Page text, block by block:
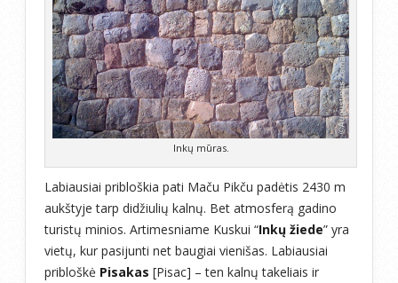
Inkų mūras.
Labiausiai pribloškia pati Maču Pikču padėtis 2430 m
aukštyje tarp didžiulių kalnų. Bet atmosferą gadino
turistų minios. Artimesniame Kuskui “Inkų žiede” yra
vietų, kur pasijunti net baugiai vienišas. Labiausiai
pribloškė Pisakas [Pisac] – ten kalnų takeliais ir